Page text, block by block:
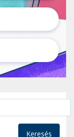
Keresés